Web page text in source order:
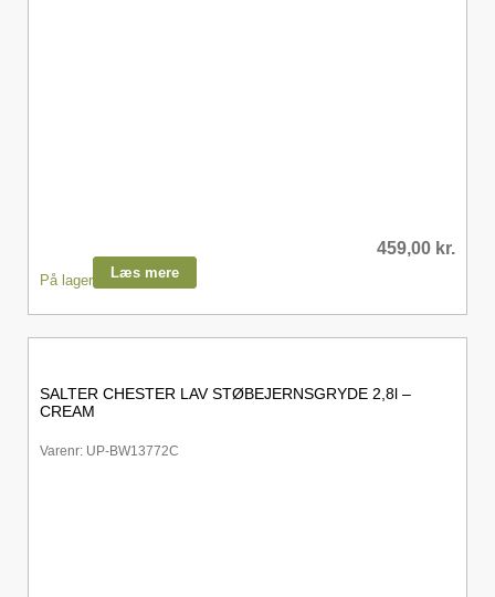
459,00 kr.
På lager Læs mere
SALTER CHESTER LAV STØBEJERNSGRYDE 2,8l –
CREAM
Varenr: UP-BW13772C